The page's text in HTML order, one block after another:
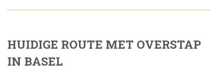
HUIDIGE ROUTE MET OVERSTAP
IN BASEL